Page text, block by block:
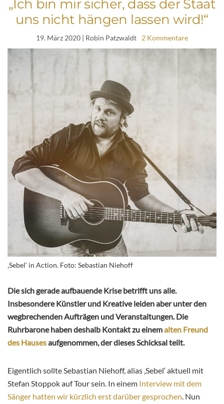
„Ich bin mir sicher, dass der Staat
uns nicht hängen lassen wird!“
19. März 2020 | Robin Patzwaldt 2 Kommentare
‚Sebel‘ in Action. Foto: Sebastian Niehoff
Die sich gerade aufbauende Krise betrifft uns alle.
Insbesondere Künstler und Kreative leiden aber unter den
wegbrechenden Aufträgen und Veranstaltungen. Die
Ruhrbarone haben deshalb Kontakt zu einemalten Freund
des Hausesaufgenommen, der dieses Schicksal teilt.
Eigentlich sollte Sebastian Niehoff, alias ‚Sebel‘ aktuell mit
Stefan Stoppok auf Tour sein. In einem Interview mit dem
Sänger hatten wir kürzlich erst darüber gesprochen. Nun